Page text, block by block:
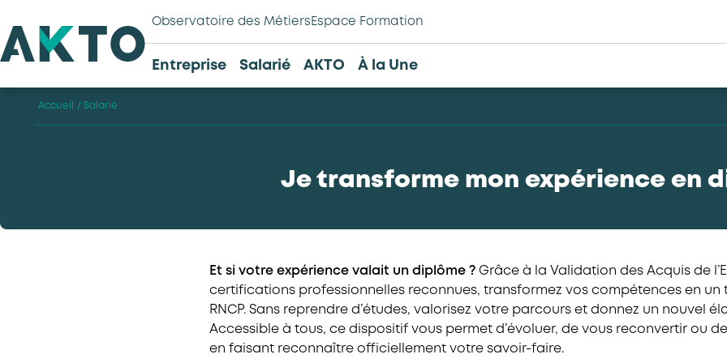
Observatoire des Métiers Espace Formation
Entreprise Salarié AKTO À la Une
Accueil / Salarié
Je transforme mon expérience en
Et si votre expérience valait un diplôme ? Grâce à la Validation des Acquis de
certifications professionnelles reconnues, transformez vos compétences en un
RNCP. Sans reprendre d’études, valorisez votre parcours et donnez un nouvel
Accessible à tous, ce dispositif vous permet d’évoluer, de vous reconvertir ou
en faisant reconnaître officiellement votre savoir-faire.